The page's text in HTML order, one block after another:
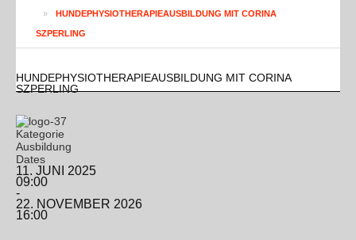
» HUNDEPHYSIOTHERAPIEAUSBILDUNG MIT CORINA
SZPERLING
HUNDEPHYSIOTHERAPIEAUSBILDUNG MIT CORINA
SZPERLING
Kategorie
Ausbildung
Dates
11. JUNI 2025
09:00
-
22. NOVEMBER 2026
16:00